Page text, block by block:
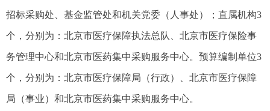
招标采购处、基金监管处和机关党委（人事处）；直属机构3
个，分别为：北京市医疗保障执法总队、北京市医疗保险事
务管理中心和北京市医药集中采购服务中心。预算编制单位3
个，分别为：北京市医疗保障局（行政）、北京市医疗保障
局（事业）和北京市医药集中采购服务中心。